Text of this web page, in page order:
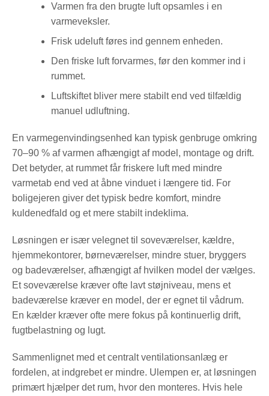
Varmen fra den brugte luft opsamles i en
varmeveksler.
Frisk udeluft føres ind gennem enheden.
Den friske luft forvarmes, før den kommer ind i
rummet.
Luftskiftet bliver mere stabilt end ved tilfældig
manuel udluftning.
En varmegenvindingsenhed kan typisk genbruge omkring
70–90 % af varmen afhængigt af model, montage og drift.
Det betyder, at rummet får friskere luft med mindre
varmetab end ved at åbne vinduet i længere tid. For
boligejeren giver det typisk bedre komfort, mindre
kuldenedfald og et mere stabilt indeklima.
Løsningen er især velegnet til soveværelser, kældre,
hjemmekontorer, børneværelser, mindre stuer, bryggers
og badeværelser, afhængigt af hvilken model der vælges.
Et soveværelse kræver ofte lavt støjniveau, mens et
badeværelse kræver en model, der er egnet til vådrum.
En kælder kræver ofte mere fokus på kontinuerlig drift,
fugtbelastning og lugt.
Sammenlignet med et centralt ventilationsanlæg er
fordelen, at indgrebet er mindre. Ulempen er, at løsningen
primært hjælper det rum, hvor den monteres. Hvis hele